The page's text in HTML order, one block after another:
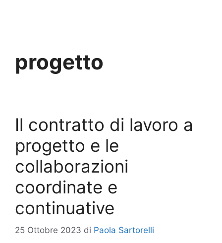
progetto
Il contratto di lavoro a
progetto e le
collaborazioni
coordinate e
continuative
25 Ottobre 2023 di Paola Sartorelli